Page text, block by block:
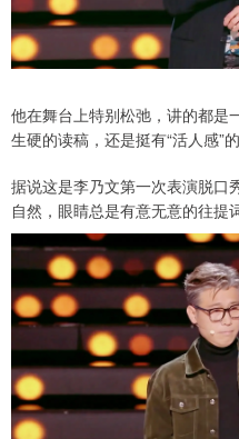
他在舞台上特别松弛，讲的都是
生硬的读稿，还是挺有“活人感”的
据说这是李乃文第一次表演脱口
自然，眼睛总是有意无意的往提